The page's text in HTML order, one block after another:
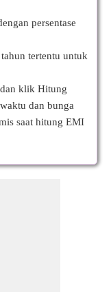
persentase
tertentu untuk
dan klik Hitung
dan bunga
saat hitung EMI